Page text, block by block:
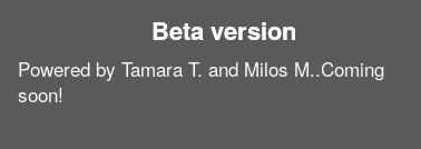
Beta version
Powered by Tamara T. and Milos M..Coming
soon!